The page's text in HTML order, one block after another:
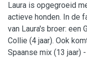
Laura is opgegroeid
actieve honden. In de
van Laura's broer: een
Collie (4 jaar). Ook
Spaanse mix (13 jaar)